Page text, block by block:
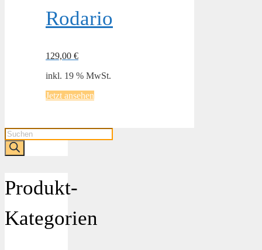
Rodario
129,00 €
inkl. 19 % MwSt.
Jetzt ansehen
Products
search
Produkt-
Kategorien